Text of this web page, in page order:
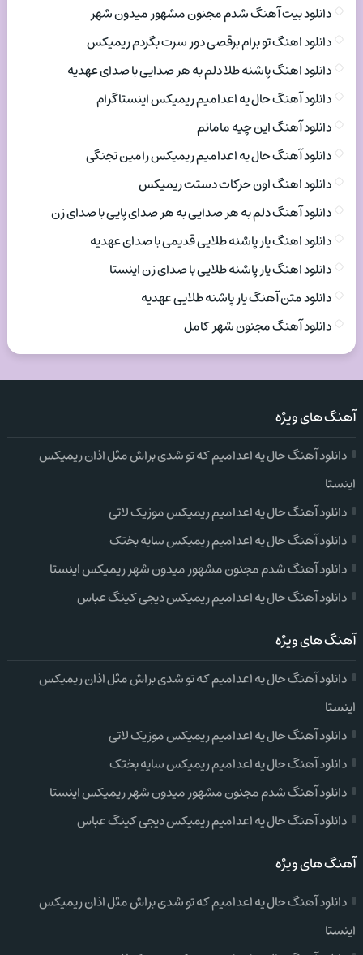
دانلود بیت آهنگ شدم مجنون مشهور میدون شهر
دانلود اهنگ تو برام برقصی دور سرت بگردم ریمیکس
دانلود اهنگ پاشنه طلا دلم به هر صدایی با صدای عهدیه
دانلود آهنگ حال یه اعدامیم ریمیکس اینستاگرام
دانلود آهنگ این چیه مامانم
دانلود آهنگ حال یه اعدامیم ریمیکس رامین تجنگی
دانلود اهنگ اون حرکات دستت ریمیکس
دانلود آهنگ دلم به هر صدایی به هر صدای پایی با صدای زن
دانلود اهنگ یار پاشنه طلایی قدیمی با صدای عهدیه
دانلود اهنگ یار پاشنه طلایی با صدای زن اینستا
دانلود متن آهنگ یار پاشنه طلایی عهدیه
دانلود آهنگ مجنون شهر کامل
آهنگ های ویژه
دانلود آهنگ حال یه اعدامیم که تو شدی براش مثل اذان ریمیکس
اینستا
دانلود آهنگ حال یه اعدامیم ریمیکس موزیک لاتی
دانلود آهنگ حال یه اعدامیم ریمیکس سایه بختک
دانلود آهنگ شدم مجنون مشهور میدون شهر ریمیکس اینستا
دانلود آهنگ حال یه اعدامیم ریمیکس دیجی کینگ عباس
آهنگ های ویژه
دانلود آهنگ حال یه اعدامیم که تو شدی براش مثل اذان ریمیکس
اینستا
دانلود آهنگ حال یه اعدامیم ریمیکس موزیک لاتی
دانلود آهنگ حال یه اعدامیم ریمیکس سایه بختک
دانلود آهنگ شدم مجنون مشهور میدون شهر ریمیکس اینستا
دانلود آهنگ حال یه اعدامیم ریمیکس دیجی کینگ عباس
آهنگ های ویژه
دانلود آهنگ حال یه اعدامیم که تو شدی براش مثل اذان ریمیکس
اینستا